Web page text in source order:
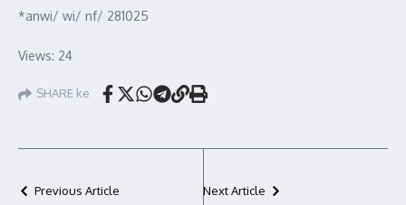
*anwi/ wi/ nf/ 281025
Views: 24
SHARE ke
Previous Article Next Article